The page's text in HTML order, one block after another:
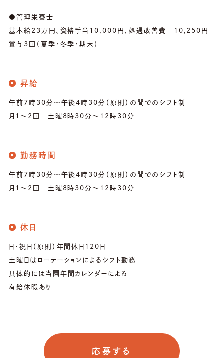
●管理栄養士
基本給23万円、資格手当10,000円、処遇改善費 10,250円
賞与3回（夏季・冬季・期末）
昇給
午前7時30分～午後4時30分（原則）の間でのシフト制
月1〜2回 土曜8時30分～12時30分
勤務時間
午前7時30分～午後4時30分（原則）の間でのシフト制
月1〜2回 土曜8時30分～12時30分
休日
日・祝日（原則）年間休日120日
土曜日はローテーションによるシフト勤務
具体的には当園年間カレンダーによる
有給休暇あり
応募する